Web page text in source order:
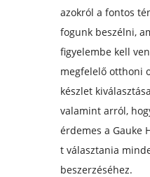
azokról a fontos
fogunk beszélni,
figyelembe kell
megfelelő otthoni
készlet
valamint arról,
érdemes a Gauke
t választania
beszerzéséhez.